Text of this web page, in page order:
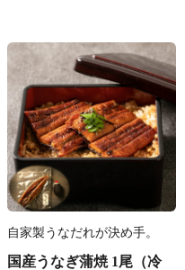
自家製うなだれが決め手。
国産うなぎ蒲焼 1尾（冷